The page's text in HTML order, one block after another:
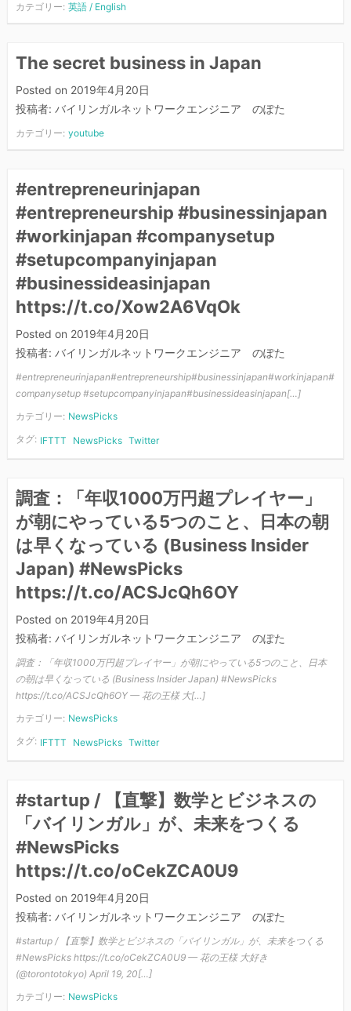
カテゴリー: 英語 / English
The secret business in Japan
Posted on 2019年4月20日
投稿者: バイリンガルネットワークエンジニア のぽた
カテゴリー: youtube
#entrepreneurinjapan
#entrepreneurship #businessinjapan
#workinjapan #companysetup
#setupcompanyinjapan
#businessideasinjapan
https://t.co/Xow2A6VqOk
Posted on 2019年4月20日
投稿者: バイリンガルネットワークエンジニア のぽた
#entrepreneurinjapan#entrepreneurship#businessinjapan#workinjapan#
companysetup #setupcompanyinjapan#businessideasinjapan[…]
カテゴリー: NewsPicks
タグ: IFTTT NewsPicks Twitter
調査：「年収1000万円超プレイヤー」
が朝にやっている5つのこと、日本の朝
は早くなっている (Business Insider
Japan) #NewsPicks
https://t.co/ACSJcQh6OY
Posted on 2019年4月20日
投稿者: バイリンガルネットワークエンジニア のぽた
調査：「年収1000万円超プレイヤー」が朝にやっている5つのこと、日本
の朝は早くなっている (Business Insider Japan) #NewsPicks
https://t.co/ACSJcQh6OY — 花の王様 大[…]
カテゴリー: NewsPicks
タグ: IFTTT NewsPicks Twitter
#startup / 【直撃】数学とビジネスの
「バイリンガル」が、未来をつくる
#NewsPicks
https://t.co/oCekZCA0U9
Posted on 2019年4月20日
投稿者: バイリンガルネットワークエンジニア のぽた
#startup / 【直撃】数学とビジネスの「バイリンガル」が、未来をつくる
#NewsPicks https://t.co/oCekZCA0U9 — 花の王様 大好き
(@torontotokyo) April 19, 20[…]
カテゴリー: NewsPicks